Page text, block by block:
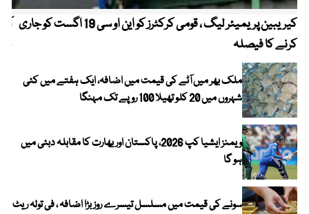
کیریبین پریمیئر لیگ ، قومی کرکٹرز کو این او سی 19 اگست کو جاری
کرنے کا فیصلہ
ملک بھر میں آٹے کی قیمت میں اضافہ، ایک ہفتے میں کئی
شہروں میں 20 کلو تھیلا 100 روپے تک مہنگا
ویمنز ایشیا کپ 2026، پاکستان اور بھارت کا مقابلہ دبئی میں
ہو گا
سونے کی قیمت میں مسلسل تیسرے روز بڑا اضافہ ، فی تولہ ریٹ